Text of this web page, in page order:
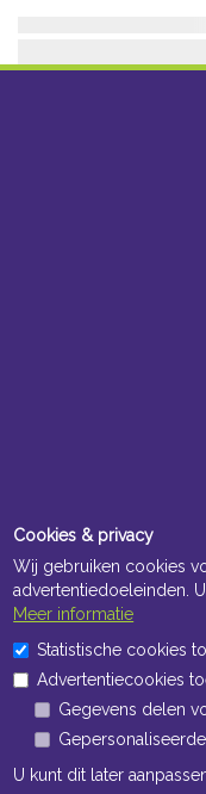
Cookies & privacy
Wij gebruiken cookies
advertentiedoeleinden.
Meer informatie
Statistische cookies
Advertentiecookies
Gegevens delen
U kunt dit later